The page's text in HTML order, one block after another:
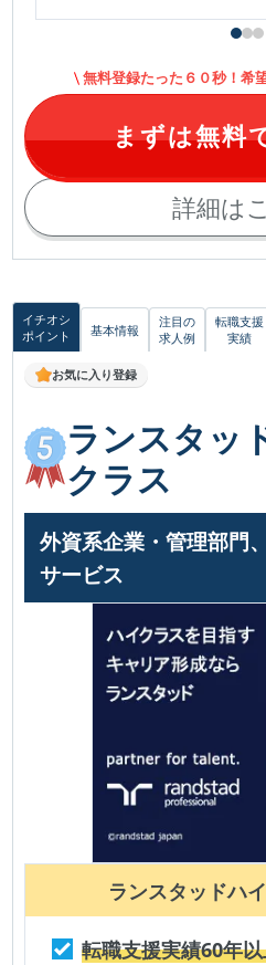
詳細は
無料登録たった６０秒！希
まずは無料
イチオシ
ポイント
基本情報
注目の
求人例
転職支援
実績
お気に入り登録
ランスタッ
クラス
外資系企業・管理部門
サービス
ランスタッドハ
転職支援実績60年